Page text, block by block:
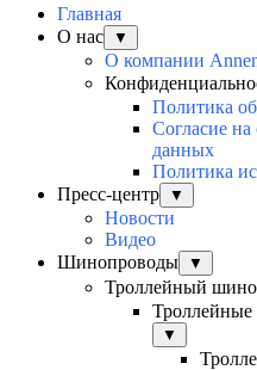
Главная
О нас
▼
О компании
Политика
Согласие
данных
Политика
Пресс-центр
▼
Новости
Видео
Шинопроводы
▼
Троллейный
▼